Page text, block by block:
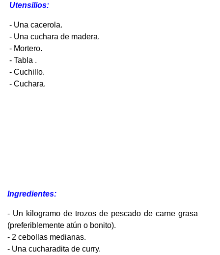
Utensilios:
- Una cacerola.
- Una cuchara de madera.
- Mortero.
- Tabla .
- Cuchillo.
- Cuchara.
Ingredientes:
- Un kilogramo de trozos de pescado de carne grasa
(preferiblemente atún o bonito).
- 2 cebollas medianas.
- Una cucharadita de curry.